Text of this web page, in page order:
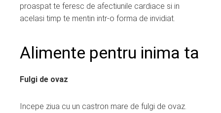
proaspat te feresc de afectiunile cardiace si in
acelasi timp te mentin intr-o forma de invidiat.
Alimente pentru inima ta
Fulgi de ovaz
Incepe ziua cu un castron mare de fulgi de ovaz.